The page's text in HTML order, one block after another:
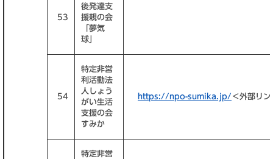
53
後発達支
援親の会
「夢気
球」
54
特定非営
利活動法
人しょう
がい生活
支援の会
すみか
https://npo-sumika.jp/ ＜外部リン
特定非営